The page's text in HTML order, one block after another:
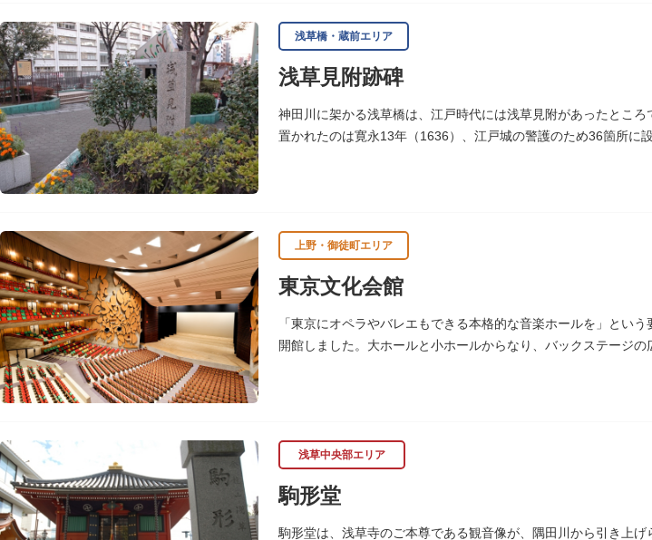
浅草橋・蔵前エリア
浅草見附跡碑
神田川に架かる浅草橋は、江戸時代には浅草見附があったとこ
置かれたのは寛永13年（1636）、江戸城の警護のため36箇所に
上野・御徒町エリア
東京文化会館
「東京にオペラやバレエもできる本格的な音楽ホールを」とい
開館しました。大ホールと小ホールからなり、バックステージ
浅草中央部エリア
駒形堂
駒形堂は、浅草寺のご本尊である観音像が、隅田川から引き上